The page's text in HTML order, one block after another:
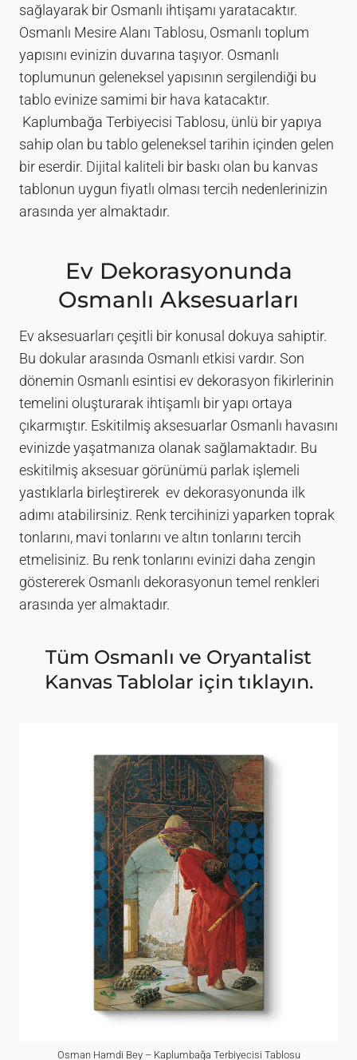
sağlayarak bir Osmanlı ihtişamı yaratacaktır.
Osmanlı Mesire Alanı Tablosu, Osmanlı toplum
yapısını evinizin duvarına taşıyor. Osmanlı
toplumunun geleneksel yapısının sergilendiği bu
tablo evinize samimi bir hava katacaktır.
Kaplumbağa Terbiyecisi Tablosu, ünlü bir yapıya
sahip olan bu tablo geleneksel tarihin içinden gelen
bir eserdir. Dijital kaliteli bir baskı olan bu kanvas
tablonun uygun fiyatlı olması tercih nedenlerinizin
arasında yer almaktadır.
Ev Dekorasyonunda
Osmanlı Aksesuarları
Ev aksesuarları çeşitli bir konusal dokuya sahiptir.
Bu dokular arasında Osmanlı etkisi vardır. Son
dönemin Osmanlı esintisi ev dekorasyon fikirlerinin
temelini oluşturarak ihtişamlı bir yapı ortaya
çıkarmıştır. Eskitilmiş aksesuarlar Osmanlı havasını
evinizde yaşatmanıza olanak sağlamaktadır. Bu
eskitilmiş aksesuar görünümü parlak işlemeli
yastıklarla birleştirerek ev dekorasyonunda ilk
adımı atabilirsiniz. Renk tercihinizi yaparken toprak
tonlarını, mavi tonlarını ve altın tonlarını tercih
etmelisiniz. Bu renk tonlarını evinizi daha zengin
göstererek Osmanlı dekorasyonun temel renkleri
arasında yer almaktadır.
Tüm Osmanlı ve Oryantalist
Kanvas Tablolar için tıklayın.
Osman Hamdi Bey – Kaplumbağa Terbiyecisi Tablosu